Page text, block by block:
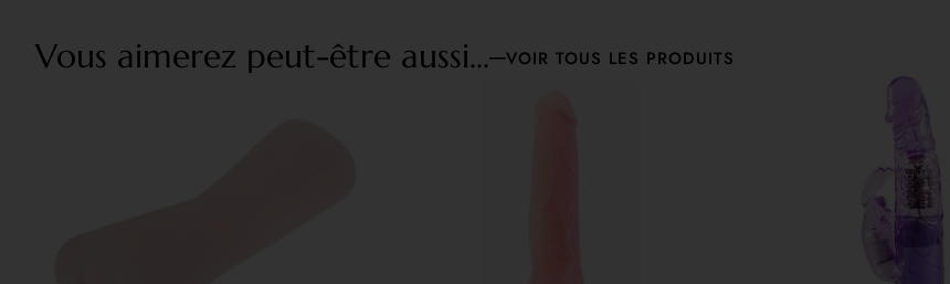
Vous aimerez peut-être aussi... VOIR TOUS LES PRODUITS